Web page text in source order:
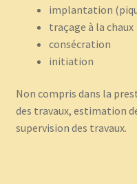
implantation
traçage à la chaux
consécration
initiation
Non compris dans la
des travaux, estimation
supervision des travaux.